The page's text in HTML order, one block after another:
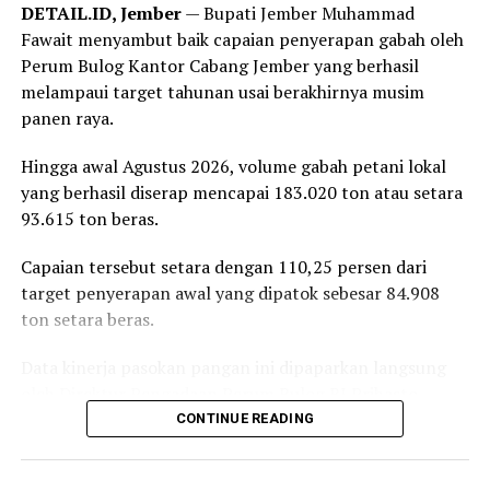
bakti sosial, di antaranya donor darah hingga
peluncuran ambulans yang diperuntukkan bagi 38 DPD
PRI di seluruh Indonesia.
Reporter:Juan Ambarita
DETAIL.ID, Jember— Bupati Jember Muhammad
Fawait menyambut baik capaian penyerapan gabah oleh
Perum Bulog Kantor Cabang Jember yang berhasil
melampaui target tahunan usai berakhirnya musim
panen raya.
Hingga awal Agustus 2026, volume gabah petani lokal
yang berhasil diserap mencapai 183.020 ton atau setara
93.615 ton beras.
Capaian tersebut setara dengan 110,25 persen dari
target penyerapan awal yang dipatok sebesar 84.908
ton setara beras.
Setyanto saat beraudiensi dengan Bupati Jember
Muhammad Fawait di Jember, Rabu, 5 Agustus 2026.
CONTINUE READING